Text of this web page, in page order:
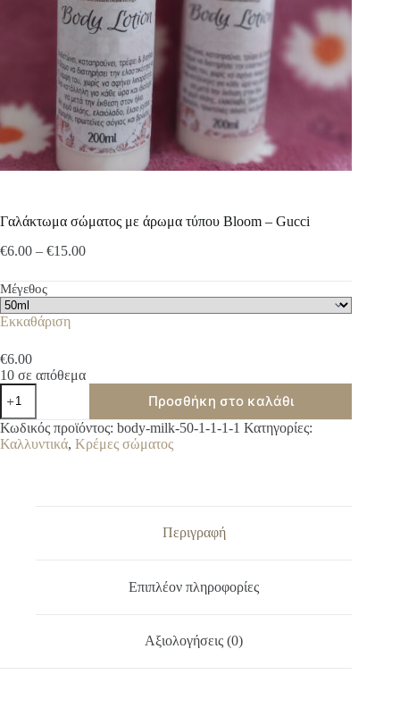
Γαλάκτωμα σώματος με άρωμα τύπου Bloom – Gucci
€6.00 – €15.00Price
through
€15.00
Μέγεθος
Εκκαθάριση
€6.00
10 σε απόθεμα
Γαλάκτωμα
σώματος
με
άρωμα
τύπου
Προσθήκη στο καλάθι
A
l
Κωδικός προϊόντος: body-milk-50-1-1-1-1 Κατηγορίες:
Καλλυντικά, Κρέμες σώματος
Περιγραφή
Επιπλέον πληροφορίες
Αξιολογήσεις (0)